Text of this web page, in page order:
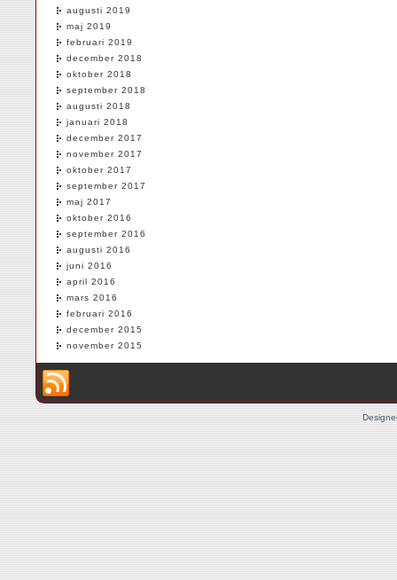
augusti 2019
maj 2019
februari 2019
december 2018
oktober 2018
september 2018
augusti 2018
januari 2018
december 2017
november 2017
oktober 2017
september 2017
maj 2017
oktober 2016
september 2016
augusti 2016
juni 2016
april 2016
mars 2016
februari 2016
december 2015
november 2015